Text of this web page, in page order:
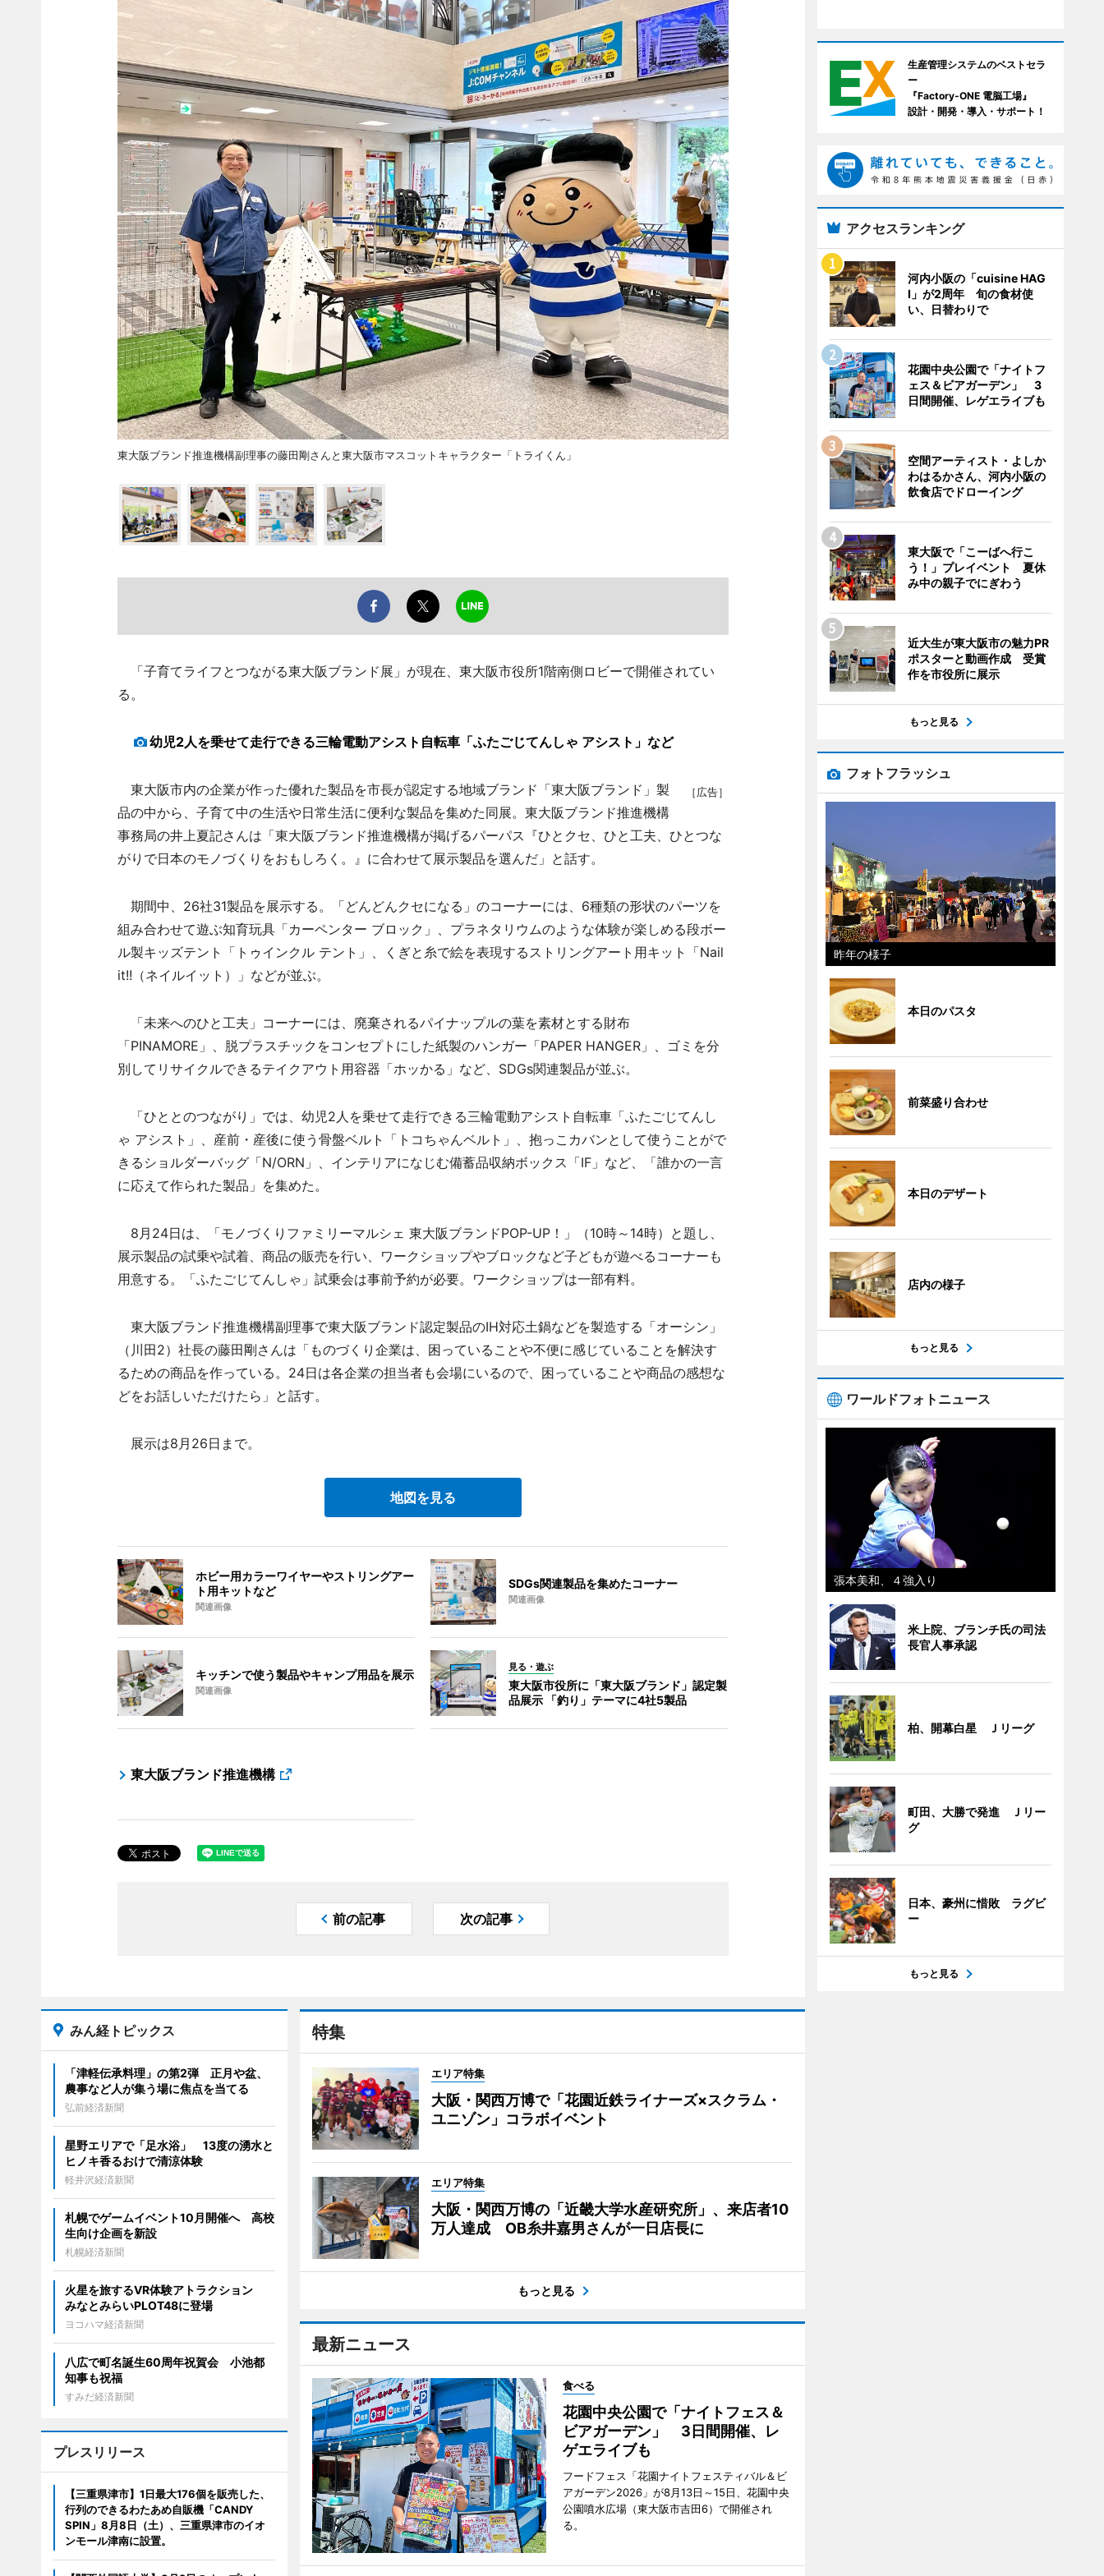
東大阪ブランド推進機構副理事の藤田剛さんと東大阪市マスコットキャラクター「トライくん」
「子育てライフとつながる東大阪ブランド展」が現在、東大阪市役所1階南側ロビーで開催されてい
る。
幼児2人を乗せて走行できる三輪電動アシスト自転車「ふたごじてんしゃ アシスト」など
［広告］
東大阪市内の企業が作った優れた製品を市長が認定する地域ブランド「東大阪ブランド」製
品の中から、子育て中の生活や日常生活に便利な製品を集めた同展。東大阪ブランド推進機構
事務局の井上夏記さんは「東大阪ブランド推進機構が掲げるパーパス『ひとクセ、ひと工夫、ひとつな
がりで日本のモノづくりをおもしろく。』に合わせて展示製品を選んだ」と話す。
期間中、26社31製品を展示する。「どんどんクセになる」のコーナーには、6種類の形状のパーツを
組み合わせて遊ぶ知育玩具「カーペンター ブロック」、プラネタリウムのような体験が楽しめる段ボー
ル製キッズテント「トゥインクル テント」、くぎと糸で絵を表現するストリングアート用キット「Nail
it!!（ネイルイット）」などが並ぶ。
「未来へのひと工夫」コーナーには、廃棄されるパイナップルの葉を素材とする財布
「PINAMORE」、脱プラスチックをコンセプトにした紙製のハンガー「PAPER HANGER」、ゴミを分
別してリサイクルできるテイクアウト用容器「ホッかる」など、SDGs関連製品が並ぶ。
「ひととのつながり」では、幼児2人を乗せて走行できる三輪電動アシスト自転車「ふたごじてんし
ゃ アシスト」、産前・産後に使う骨盤ベルト「トコちゃんベルト」、抱っこカバンとして使うことがで
きるショルダーバッグ「N/ORN」、インテリアになじむ備蓄品収納ボックス「IF」など、「誰かの一言
に応えて作られた製品」を集めた。
8月24日は、「モノづくりファミリーマルシェ 東大阪ブランドPOP-UP！」（10時～14時）と題し、
展示製品の試乗や試着、商品の販売を行い、ワークショップやブロックなど子どもが遊べるコーナーも
用意する。「ふたごじてんしゃ」試乗会は事前予約が必要。ワークショップは一部有料。
東大阪ブランド推進機構副理事で東大阪ブランド認定製品のIH対応土鍋などを製造する「オーシン」
（川田2）社長の藤田剛さんは「ものづくり企業は、困っていることや不便に感じていることを解決す
るための商品を作っている。24日は各企業の担当者も会場にいるので、困っていることや商品の感想な
どをお話しいただけたら」と話す。
展示は8月26日まで。
地図を見る
ホビー用カラーワイヤーやストリングアー
ト用キットなど
関連画像
SDGs関連製品を集めたコーナー
関連画像
キッチンで使う製品やキャンプ用品を展示
関連画像
見る・遊ぶ
東大阪市役所に「東大阪ブランド」認定製
品展示 「釣り」テーマに4社5製品
東大阪ブランド推進機構
前の記事 次の記事
特集
エリア特集
大阪・関西万博で「花園近鉄ライナーズ×スクラム・
ユニゾン」コラボイベント
エリア特集
大阪・関西万博の「近畿大学水産研究所」、来店者10
万人達成 OB糸井嘉男さんが一日店長に
もっと見る
最新ニュース
食べる
花園中央公園で「ナイトフェス＆
ビアガーデン」 3日間開催、レ
ゲエライブも
フードフェス「花園ナイトフェスティバル＆ビ
アガーデン2026」が8月13日～15日、花園中央
公園噴水広場（東大阪市吉田6）で開催され
る。
みん経トピックス
「津軽伝承料理」の第2弾 正月や盆、
農事など人が集う場に焦点を当てる
弘前経済新聞
星野エリアで「足水浴」 13度の湧水と
ヒノキ香るおけで清涼体験
軽井沢経済新聞
札幌でゲームイベント10月開催へ 高校
生向け企画を新設
札幌経済新聞
火星を旅するVR体験アトラクション
みなとみらいPLOT48に登場
ヨコハマ経済新聞
八広で町名誕生60周年祝賀会 小池都
知事も祝福
すみだ経済新聞
プレスリリース
【三重県津市】1日最大176個を販売した、
行列のできるわたあめ自販機「CANDY
SPIN」8月8日（土）、三重県津市のイオ
ンモール津南に設置。
生産管理システムのベストセラ
ー
『Factory-ONE 電脳工場』
設計・開発・導入・サポート！
アクセスランキング
河内小阪の「cuisine HAG
I」が2周年 旬の食材使
い、日替わりで
花園中央公園で「ナイトフ
ェス＆ビアガーデン」 3
日間開催、レゲエライブも
空間アーティスト・よしか
わはるかさん、河内小阪の
飲食店でドローイング
東大阪で「こーばへ行こ
う！」プレイベント 夏休
み中の親子でにぎわう
近大生が東大阪市の魅力PR
ポスターと動画作成 受賞
作を市役所に展示
もっと見る
フォトフラッシュ
昨年の様子
本日のパスタ
前菜盛り合わせ
本日のデザート
店内の様子
もっと見る
ワールドフォトニュース
張本美和、４強入り
米上院、ブランチ氏の司法
長官人事承認
柏、開幕白星 Ｊリーグ
町田、大勝で発進 Ｊリー
グ
日本、豪州に惜敗 ラグビ
ー
もっと見る